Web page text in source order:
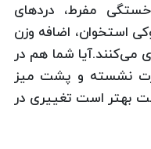
مفرط، دردهای
استخوان، اضافه وزن
می‌کنند.آیا شما هم در
نشسته و پشت میز
بهتر است تغییری در